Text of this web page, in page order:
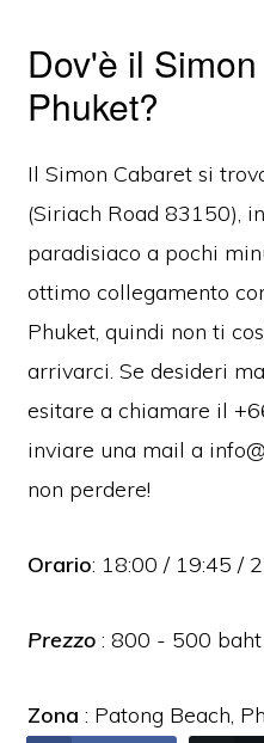
Dov'è il
Phuket?
Il Simon Cabaret si
(Siriach Road 83150),
paradisiaco a pochi
ottimo collegamento
Phuket, quindi non ti c
arrivarci. Se desideri
esitare a chiamare il
inviare una mail a
non perdere!
Orario: 18:00 / 19:45 /
Prezzo : 800 - 500
Zona : Patong Beach,